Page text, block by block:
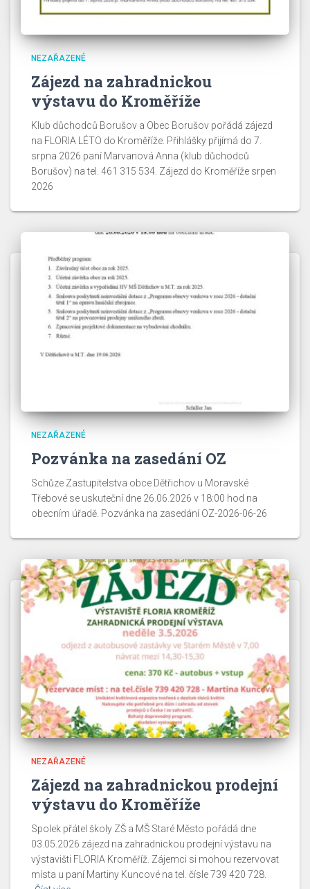
NEZAŘAZENÉ
Zájezd na zahradnickou
výstavu do Kroměříže
Klub důchodců Borušov a Obec Borušov pořádá zájezd
na FLORIA LÉTO do Kroměříže. Přihlášky přijímá do 7.
srpna 2026 paní Marvanová Anna (klub důchodců
Borušov) na tel. 461 315 534. Zájezd do Kroměříže srpen
2026
NEZAŘAZENÉ
Pozvánka na zasedání OZ
Schůze Zastupitelstva obce Dětřichov u Moravské
Třebové se uskuteční dne 26.06.2026 v 18:00 hod na
obecním úřadě. Pozvánka na zasedání OZ-2026-06-26
NEZAŘAZENÉ
Zájezd na zahradnickou prodejní
výstavu do Kroměříže
Spolek přátel školy ZŠ a MŠ Staré Město pořádá dne
03.05.2026 zájezd na zahradnickou prodejní výstavu na
výstavišti FLORIA Kroměříž. Zájemci si mohou rezervovat
místa u paní Martiny Kuncové na tel. čísle 739 420 728.